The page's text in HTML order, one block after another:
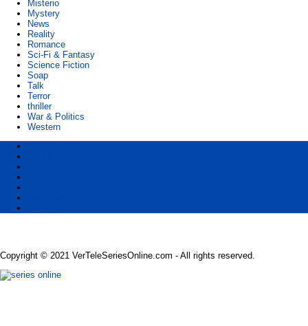
Misterio
Mystery
News
Reality
Romance
Sci-Fi & Fantasy
Science Fiction
Soap
Talk
Terror
thriller
War & Politics
Western
Copyright © 2021 VerTeleSeriesOnline.com - All rights reserved.